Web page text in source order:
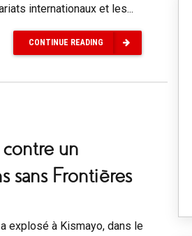
internationaux et les...
CONTINUE READING
un
sans Frontières
explosé à Kismayo, dans le